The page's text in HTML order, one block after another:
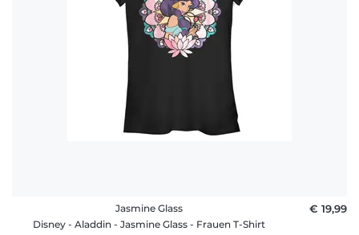
Jasmine Glass
Disney - Aladdin - Jasmine Glass - Frauen T-Shirt
€ 19,99